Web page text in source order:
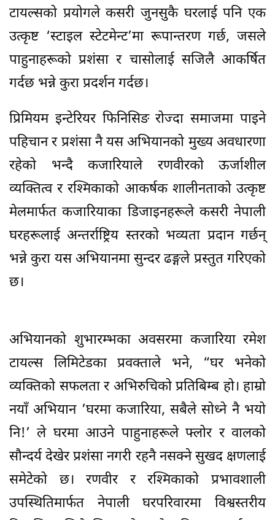
टायल्सको प्रयोगले कसरी जुनसुकै घरलाई पनि एक
उत्कृष्ट ‘स्टाइल स्टेटमेन्ट’मा रूपान्तरण गर्छ, जसले
पाहुनाहरूको प्रशंसा र चासोलाई सजिलै आकर्षित
गर्दछ भन्ने कुरा प्रदर्शन गर्दछ।
प्रिमियम इन्टेरियर फिनिसिङ रोज्दा समाजमा पाइने
पहिचान र प्रशंसा नै यस अभियानको मुख्य अवधारणा
रहेको भन्दै कजारियाले रणवीरको ऊर्जाशील
व्यक्तित्व र रश्मिकाको आकर्षक शालीनताको उत्कृष्ट
मेलमार्फत कजारियाका डिजाइनहरूले कसरी नेपाली
घरहरूलाई अन्तर्राष्ट्रिय स्तरको भव्यता प्रदान गर्छन्
भन्ने कुरा यस अभियानमा सुन्दर ढङ्गले प्रस्तुत गरिएको
छ।
अभियानको शुभारम्भका अवसरमा कजारिया रमेश
टायल्स लिमिटेडका प्रवक्ताले भने, “घर भनेको
व्यक्तिको सफलता र अभिरुचिको प्रतिबिम्ब हो। हाम्रो
नयाँ अभियान ’घरमा कजारिया, सबैले सोध्ने नै भयो
नि!’ ले घरमा आउने पाहुनाहरूले फ्लोर र वालको
सौन्दर्य देखेर प्रशंसा नगरी रहनै नसक्ने सुखद क्षणलाई
समेटेको छ। रणवीर र रश्मिकाको प्रभावशाली
उपस्थितिमार्फत नेपाली घरपरिवारमा विश्वस्तरीय